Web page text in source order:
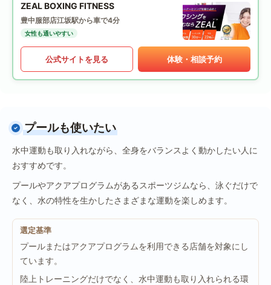
ZEAL BOXING FITNESS
豊中服部店江坂駅から車で4分
女性も通いやすい
公式サイトを見る 体験・相談予約
プールも使いたい
水中運動も取り入れながら、全身をバランスよく動かしたい人に
おすすめです。
プールやアクアプログラムがあるスポーツジムなら、泳ぐだけで
なく、水の特性を生かしたさまざまな運動を楽しめます。
選定基準
プールまたはアクアプログラムを利用できる店舗を対象にし
ています。
陸上トレーニングだけでなく、水中運動も取り入れられる環